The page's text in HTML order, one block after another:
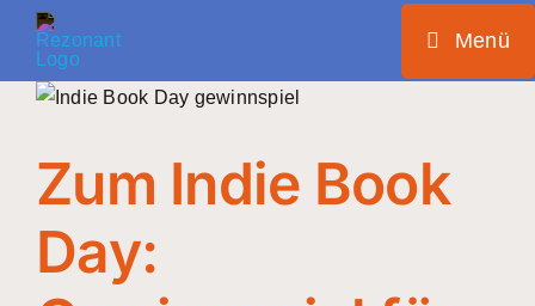
Zum
Inhalt
springen
Menü
Zum Indie Book
Day: